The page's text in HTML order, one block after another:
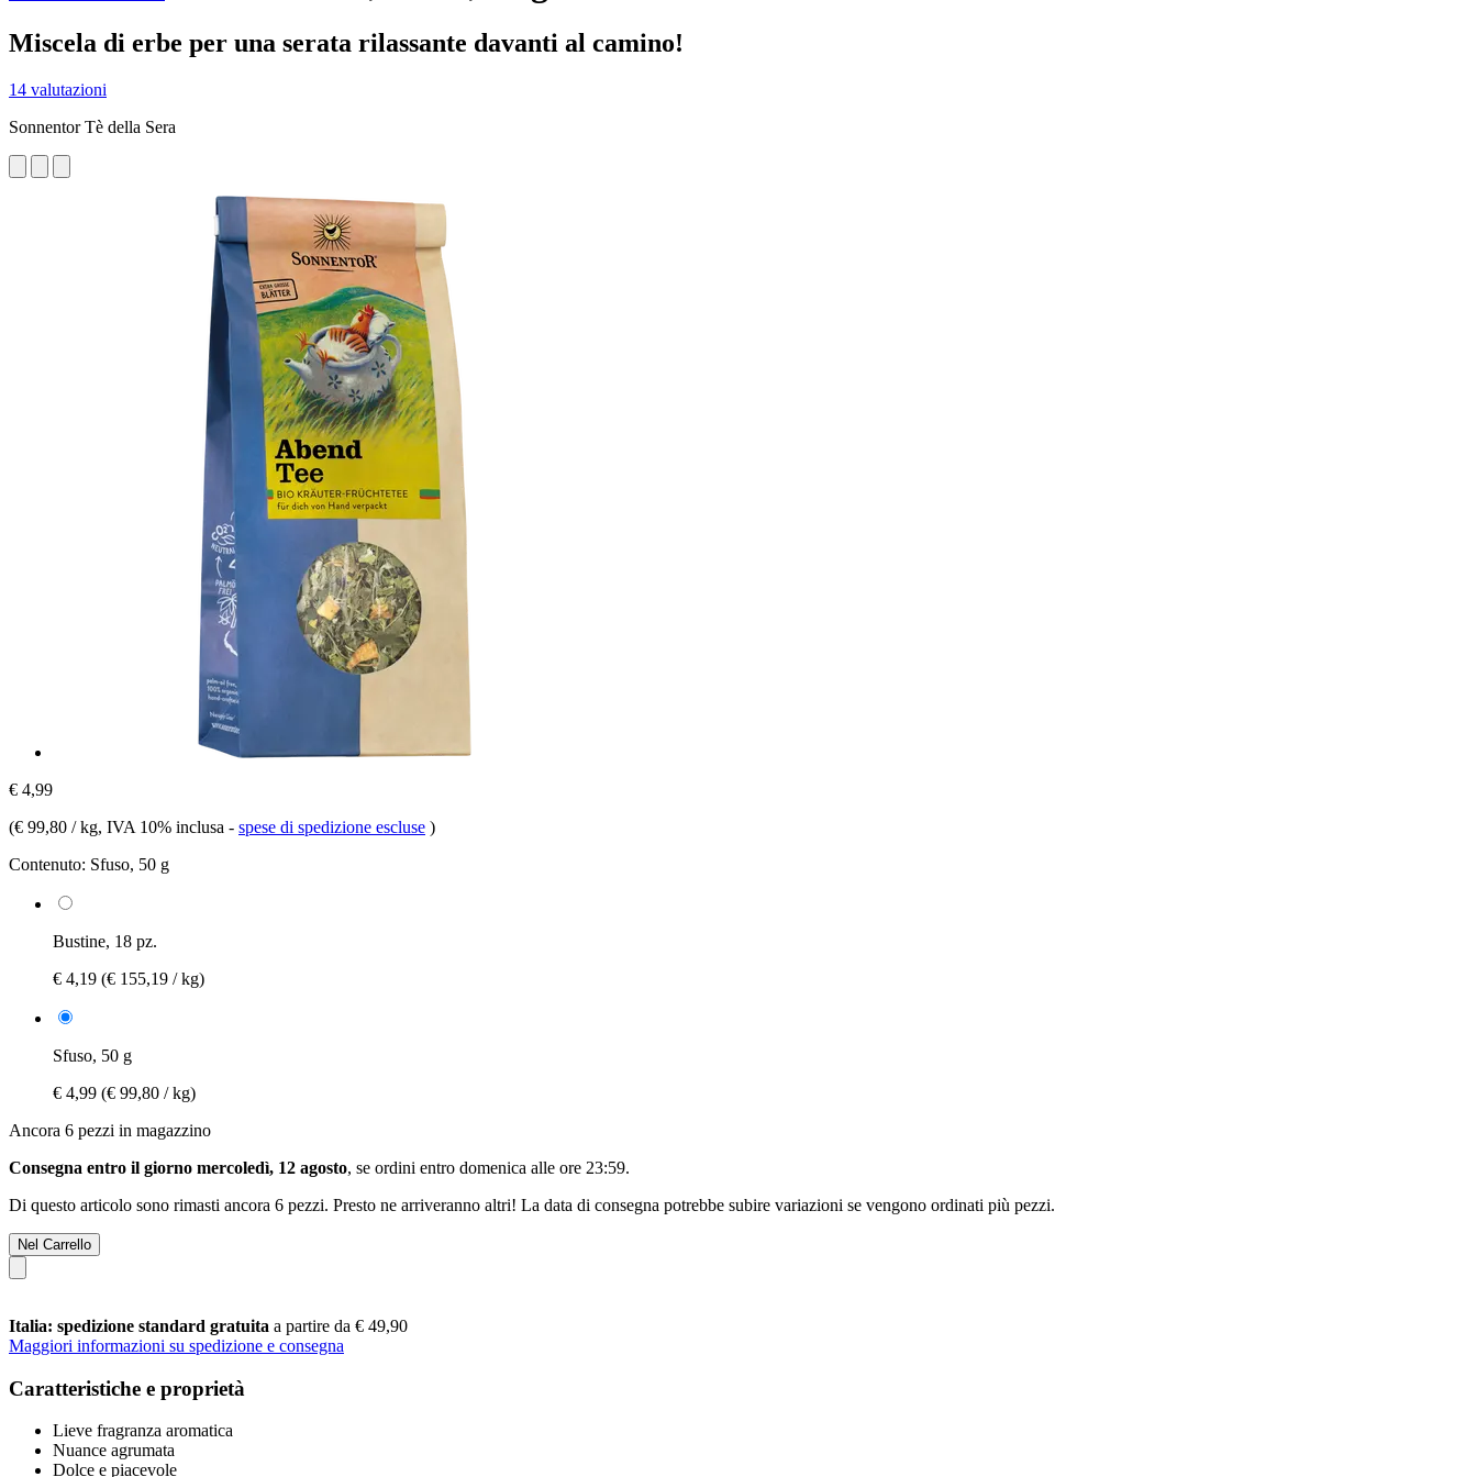
Miscela di erbe per una serata rilassante davanti al camino!
14 valutazioni
Sonnentor Tè della Sera
€ 4,99
(€ 99,80 / kg, IVA 10% inclusa - spese di spedizione escluse )
Contenuto: Sfuso, 50 g
Bustine, 18 pz.
€ 4,19 (€ 155,19 / kg)
Sfuso, 50 g
€ 4,99 (€ 99,80 / kg)
Ancora 6 pezzi in magazzino
Consegna entro il giorno mercoledì, 12 agosto, se ordini entro domenica alle ore 23:59.
Di questo articolo sono rimasti ancora 6 pezzi. Presto ne arriveranno altri! La data di consegna potrebbe subire variazioni se vengono ordinati più pezzi.
Nel Carrello
Italia: spedizione standard gratuita a partire da € 49,90
Maggiori informazioni su spedizione e consegna
Caratteristiche e proprietà
Lieve fragranza aromatica
Nuance agrumata
Dolce e piacevole